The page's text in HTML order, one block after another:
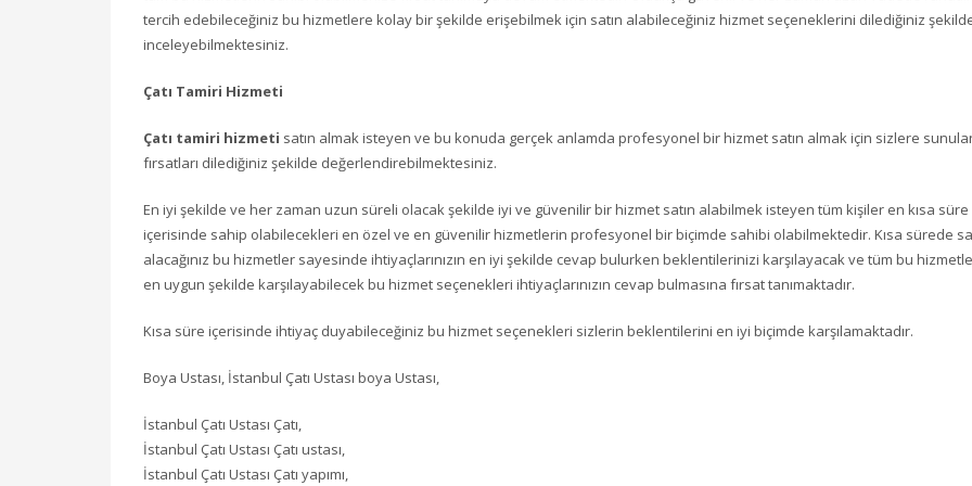
tercih edebileceğiniz bu hizmetlere kolay bir şekilde erişebilmek için satın alabileceğiniz hizmet seçeneklerini dilediğiniz
inceleyebilmektesiniz.
Çatı Tamiri Hizmeti
Çatı tamiri hizmeti satın almak isteyen ve bu konuda gerçek anlamda profesyonel bir hizmet satın almak için sizlere
fırsatları dilediğiniz şekilde değerlendirebilmektesiniz.
En iyi şekilde ve her zaman uzun süreli olacak şekilde iyi ve güvenilir bir hizmet satın alabilmek isteyen tüm kişiler en kısa süre
içerisinde sahip olabilecekleri en özel ve en güvenilir hizmetlerin profesyonel bir biçimde sahibi olabilmektedir. Kısa sürede
alacağınız bu hizmetler sayesinde ihtiyaçlarınızın en iyi şekilde cevap bulurken beklentilerinizi karşılayacak ve tüm bu
en uygun şekilde karşılayabilecek bu hizmet seçenekleri ihtiyaçlarınızın cevap bulmasına fırsat tanımaktadır.
Kısa süre içerisinde ihtiyaç duyabileceğiniz bu hizmet seçenekleri sizlerin beklentilerini en iyi biçimde karşılamaktadır.
Boya Ustası, İstanbul Çatı Ustası boya Ustası,
İstanbul Çatı Ustası Çatı,
İstanbul Çatı Ustası Çatı ustası,
İstanbul Çatı Ustası Çatı yapımı,